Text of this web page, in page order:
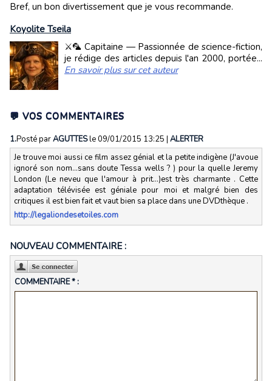
Bref, un bon divertissement que je vous recommande.
Koyolite Tseila
⚔️🦜 Capitaine — Passionnée de science-fiction,
je rédige des articles depuis l'an 2000, portée...
En savoir plus sur cet auteur
💬 VOS COMMENTAIRES
1.Posté parAGUTTESle 09/01/2015 13:25 | ALERTER
Je trouve moi aussi ce film assez génial et la petite indigène (J'avoue
ignoré son nom...sans doute Tessa wells ? ) pour la quelle Jeremy
London (Le neveu que l'amour à prit...)est très charmante . Cette
adaptation télévisée est géniale pour moi et malgré bien des
critiques il est bien fait et vaut bien sa place dans une DVDthèque .
http://legaliondesetoiles.com
NOUVEAU COMMENTAIRE :
COMMENTAIRE * :